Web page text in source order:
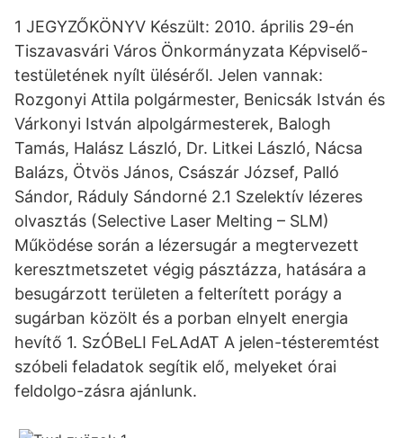
1 JEGYZŐKÖNYV Készült: 2010. április 29-én
Tiszavasvári Város Önkormányzata Képviselő-
testületének nyílt üléséről. Jelen vannak:
Rozgonyi Attila polgármester, Benicsák István és
Várkonyi István alpolgármesterek, Balogh
Tamás, Halász László, Dr. Litkei László, Nácsa
Balázs, Ötvös János, Császár József, Palló
Sándor, Ráduly Sándorné 2.1 Szelektív lézeres
olvasztás (Selective Laser Melting – SLM)
Működése során a lézersugár a megtervezett
keresztmetszetet végig pásztázza, hatására a
besugárzott területen a felterített porágy a
sugárban közölt és a porban elnyelt energia
hevítő 1. SzÓBeLI FeLAdAT A jelen-tésteremtést
szóbeli feladatok segítik elő, melyeket órai
feldolgo-zásra ajánlunk.